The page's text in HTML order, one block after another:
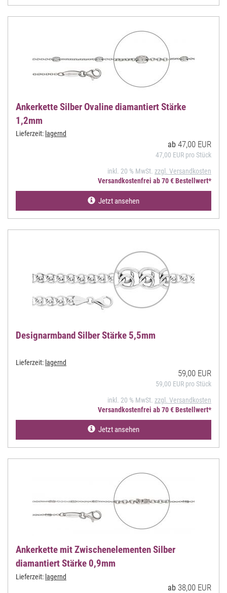
Ankerkette Silber Ovaline diamantiert Stärke
1,2mm
Lieferzeit: lagernd
ab 47,00 EUR
47,00 EUR pro Stück
inkl. 20 % MwSt. zzgl. Versandkosten
Versandkostenfrei ab 70 € Bestellwert*
Jetzt ansehen
Designarmband Silber Stärke 5,5mm
Lieferzeit: lagernd
59,00 EUR
59,00 EUR pro Stück
inkl. 20 % MwSt. zzgl. Versandkosten
Versandkostenfrei ab 70 € Bestellwert*
Jetzt ansehen
Ankerkette mit Zwischenelementen Silber
diamantiert Stärke 0,9mm
Lieferzeit: lagernd
ab 38,00 EUR